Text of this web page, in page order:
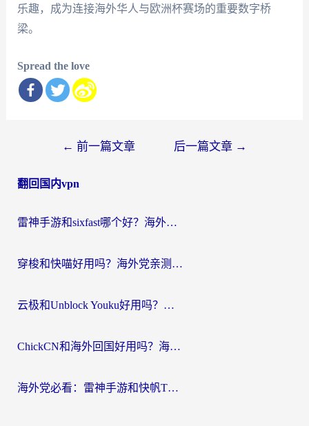
乐趣，成为连接海外华人与欧洲杯赛场的重要数字桥
梁。
Spread the love
导
← 前一篇文章 后一篇文章 →
翻回国内vpn
雷神手游和sixfast哪个好？海外党亲测3款回国加速器，教你选对不踩坑
穿梭和快喵好用吗？海外党亲测：小众加速器对比+番茄加速器深度体验
云极和Unblock Youku好用吗？海外党亲测+2026回国加速器避坑指南
ChickCN和海外回国好用吗？海外党2026亲测：从手游到影音，选对加速器的3个关键
海外党必看：雷神手游和快帆TV版好用吗？3步选对回国加速器不踩坑